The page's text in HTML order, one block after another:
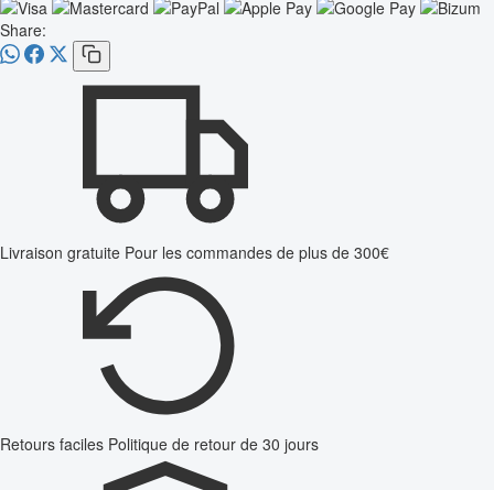
Share:
Livraison gratuite Pour les commandes de plus de 300€
Retours faciles Politique de retour de 30 jours